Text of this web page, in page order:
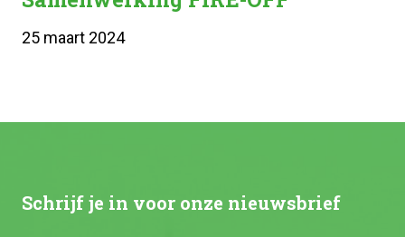
25 maart 2024
Schrijf je in voor onze nieuwsbrief